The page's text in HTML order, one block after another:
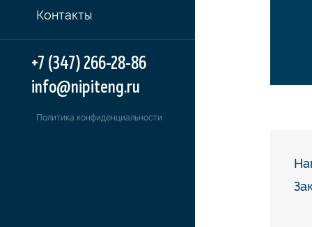
Контакты
+7 (347) 266-28-86
info@nipiteng.ru
Политика конфиденциальности